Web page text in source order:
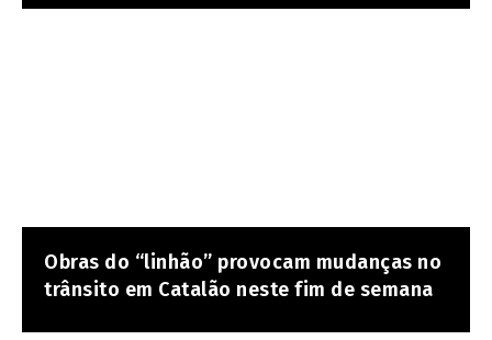
Obras do “linhão” provocam mudanças no
trânsito em Catalão neste fim de semana